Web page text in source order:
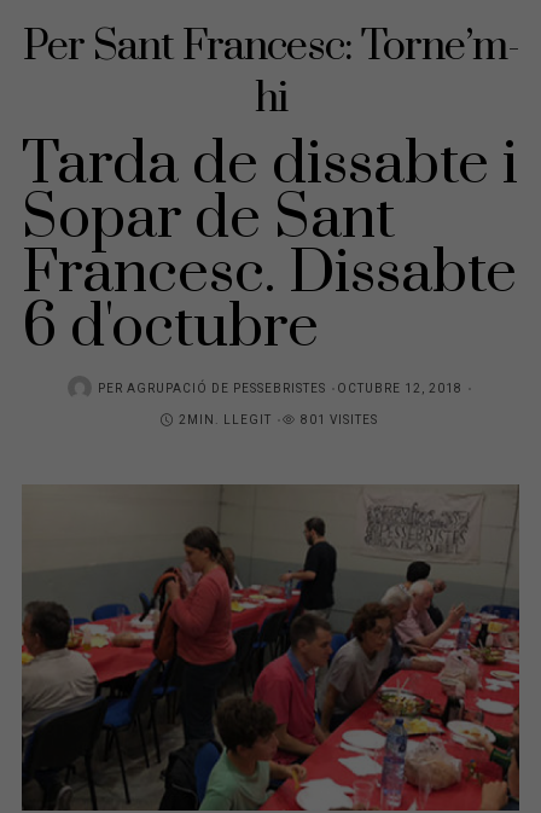
Per Sant Francesc: Torne’m-
hi
Tarda de dissabte i
Sopar de Sant
Francesc. Dissabte
6 d'octubre
PER AGRUPACIÓ DE PESSEBRISTES
P
O
T
OCTUBRE 12, 2018
2MIN. LLEGIT
801 VISITES